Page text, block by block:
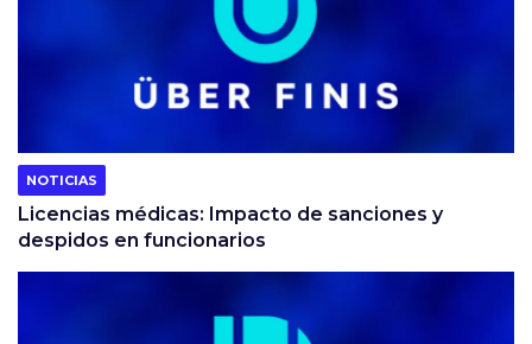
NOTICIAS
Licencias médicas: Impacto de sanciones y
despidos en funcionarios